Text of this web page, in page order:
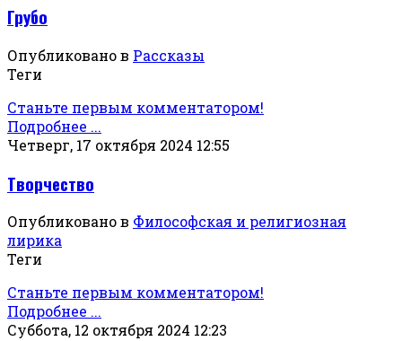
Грубо
Опубликовано в Рассказы
Теги
Станьте первым комментатором!
Подробнее ...
Четверг, 17 октября 2024 12:55
Творчество
Опубликовано в Философская и религиозная
лирика
Теги
Станьте первым комментатором!
Подробнее ...
Суббота, 12 октября 2024 12:23